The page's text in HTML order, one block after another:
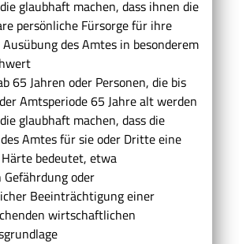
glaubhaft machen, dass ihnen die
persönliche Fürsorge für ihre
Ausübung des Amtes in besonderem
65 Jahren oder Personen, die bis
Amtsperiode 65 Jahre alt werden
glaubhaft machen, dass die
Amtes für sie oder Dritte eine
bedeutet, etwa
Gefährdung oder
Beeinträchtigung einer
wirtschaftlichen